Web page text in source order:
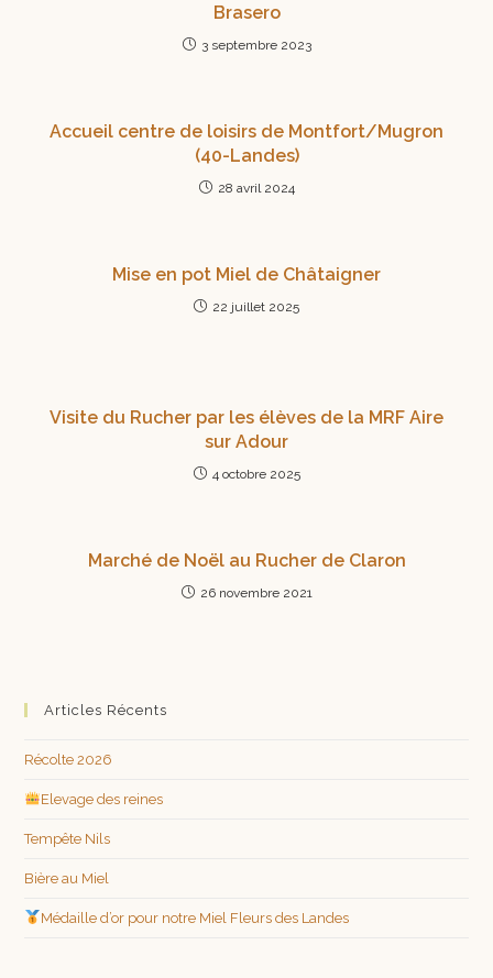
Brasero
3 septembre 2023
Accueil centre de loisirs de Montfort/Mugron
(40-Landes)
28 avril 2024
Mise en pot Miel de Châtaigner
22 juillet 2025
Visite du Rucher par les élèves de la MRF Aire
sur Adour
4 octobre 2025
Marché de Noël au Rucher de Claron
26 novembre 2021
Articles Récents
Récolte 2026
Elevage des reines
Tempête Nils
Bière au Miel
Médaille d’or pour notre Miel Fleurs des Landes